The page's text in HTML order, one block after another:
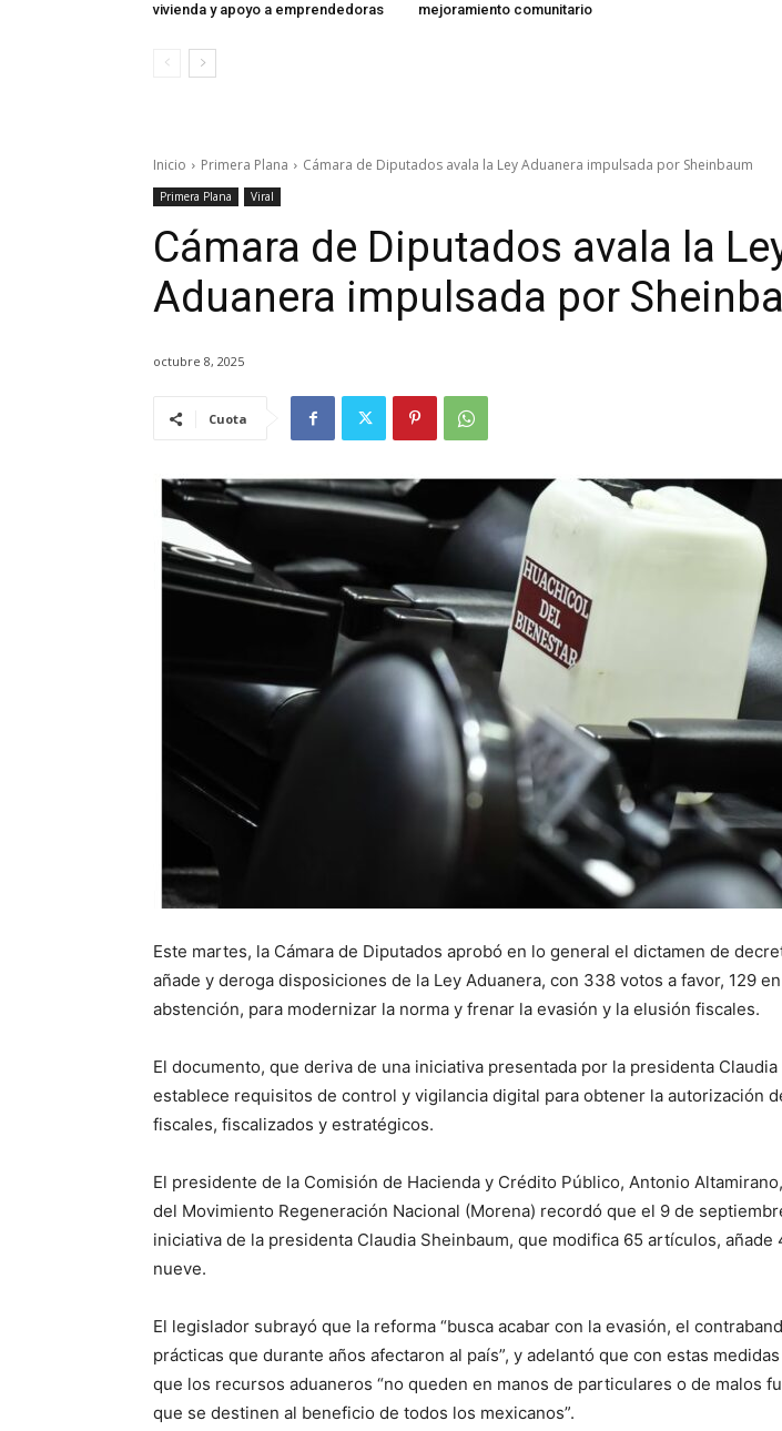
vivienda y apoyo a emprendedoras
mejoramiento comunitario